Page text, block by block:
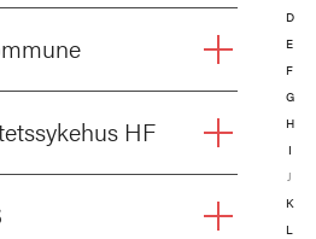
HF
D
E
F
G
H
I
J
K
L